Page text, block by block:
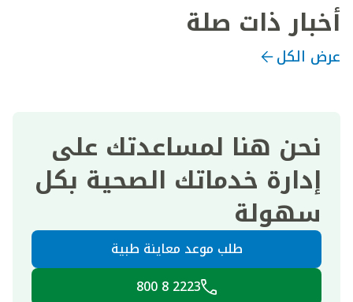
أخبار ذات صلة
عرض الكل
نحن هنا لمساعدتك على
إدارة خدماتك الصحية بكل
سهولة
طلب موعد معاينة طبية
2223 8 800